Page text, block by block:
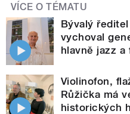
VÍCE O TÉMATU
Bývalý
vychoval
hlavně jazz a
Violinofon,
Růžička má
historických